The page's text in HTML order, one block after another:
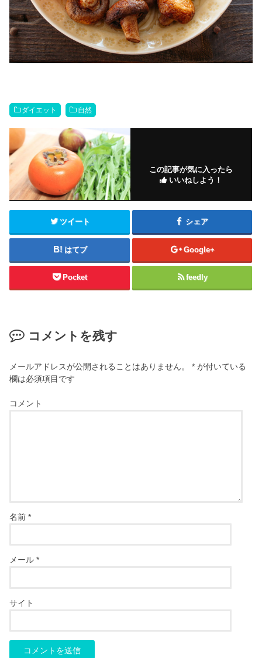
ダイエット 自然
この記事が気に入ったら
いいねしよう！
ツイート シェア
はてブ Google+
Pocket feedly
コメントを残す
メールアドレスが公開されることはありません。 * が付いている
欄は必須項目です
コメント
名前*
メール*
サイト